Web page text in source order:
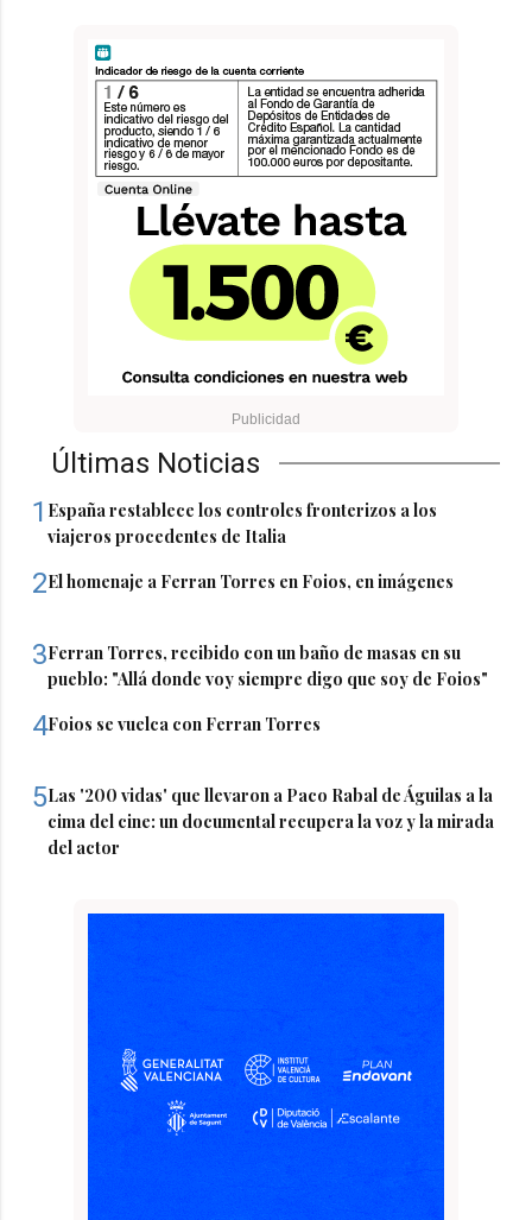
Últimas Noticias
1 España restablece los controles fronterizos a los
viajeros procedentes de Italia
2El homenaje a Ferran Torres en Foios, en imágenes
3Ferran Torres, recibido con un baño de masas en su
pueblo: "Allá donde voy siempre digo que soy de Foios"
4Foios se vuelca con Ferran Torres
5Las '200 vidas' que llevaron a Paco Rabal de Águilas a la
cima del cine: un documental recupera la voz y la mirada
del actor